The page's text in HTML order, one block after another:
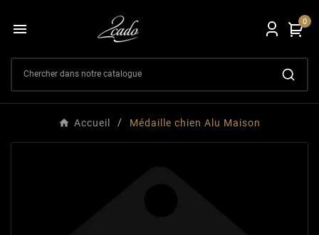
 0
Accueil Médaille chien Alu Maison